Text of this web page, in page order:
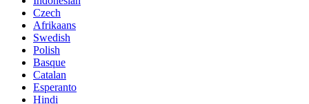
Czech
Afrikaans
Swedish
Polish
Basque
Catalan
Esperanto
Hindi